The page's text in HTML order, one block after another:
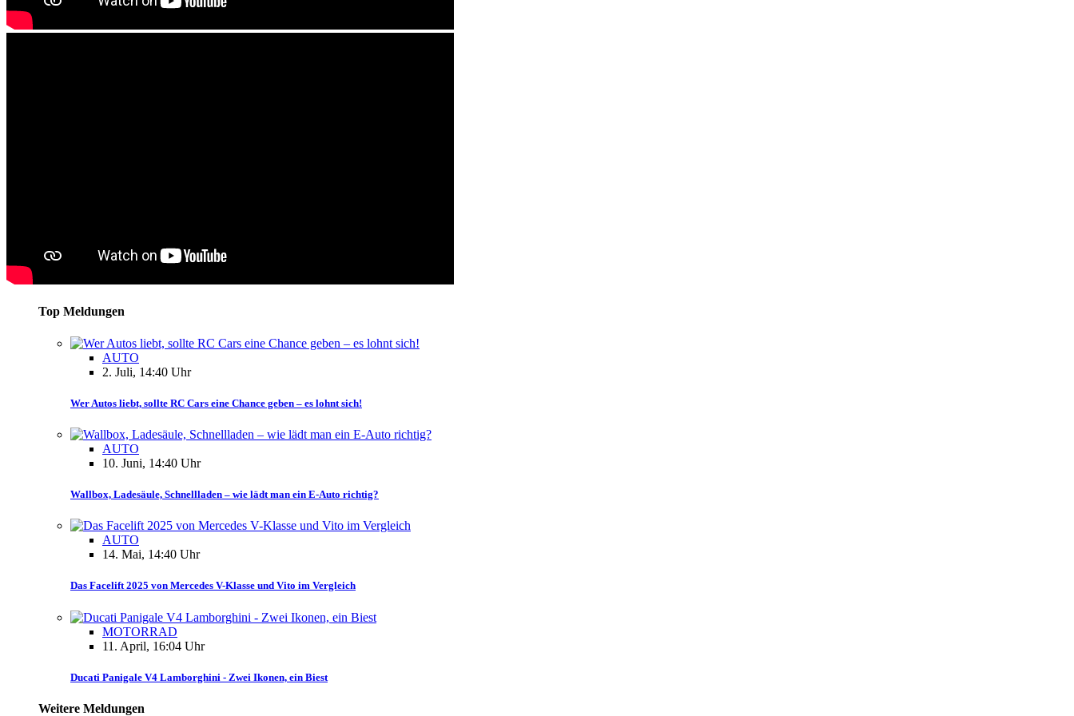
Top Meldungen
AUTO
2. Juli, 14:40 Uhr
Wer Autos liebt, sollte RC Cars eine Chance geben – es lohnt sich!
AUTO
10. Juni, 14:40 Uhr
Wallbox, Ladesäule, Schnellladen – wie lädt man ein E-Auto richtig?
AUTO
14. Mai, 14:40 Uhr
Das Facelift 2025 von Mercedes V-Klasse und Vito im Vergleich
MOTORRAD
11. April, 16:04 Uhr
Ducati Panigale V4 Lamborghini - Zwei Ikonen, ein Biest
Weitere Meldungen